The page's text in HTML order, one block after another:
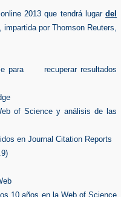
2013 que tendrá lugardel
impartida por Thomson Reuters,
para recuperar resultados
of Science y análisis de las
en Journal Citation Reports
10 años en la Web of Science